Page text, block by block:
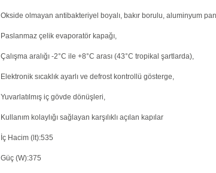
Okside olmayan antibakteriyel boyalı, bakır borulu, aluminyum
Paslanmaz çelik evaporatör kapağı,
Çalışma aralığı -2°C ile +8°C arası (43°C tropikal şartlarda),
Elektronik sıcaklık ayarlı ve defrost kontrollü gösterge,
Yuvarlatılmış iç gövde dönüşleri,
Kullanım kolaylığı sağlayan karşılıklı açılan kapılar
İç Hacim (lt):535
Güç (W):375